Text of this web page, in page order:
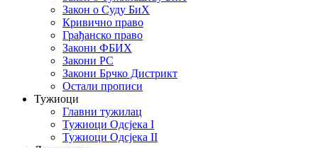
Закон о Суду БиХ
Кривично право
Грађанско право
Закони ФБИХ
Закони РС
Закони Брчко Дистрикт
Остали прописи
Тужиоци
Главни тужилац
Тужиоци Oдсјекa I
Тужиоци Oдсјекa II